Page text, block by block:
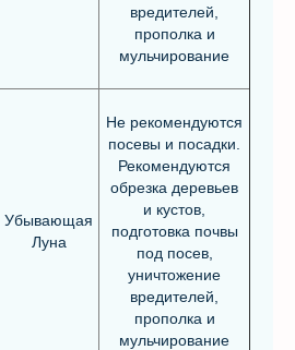
вредителей,
прополка и
мульчирование
Убывающая
Луна
Не рекомендуются
посевы и посадки.
Рекомендуются
обрезка деревьев
и кустов,
подготовка почвы
под посев,
уничтожение
вредителей,
прополка и
мульчирование